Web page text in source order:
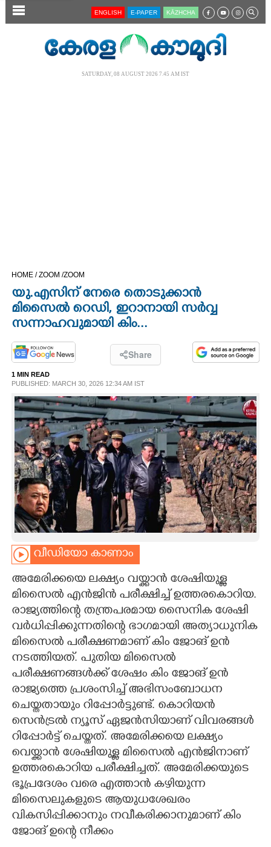
SECTIONS
OPINION
PHOTOS
LIFESTYLE
SPIRITUAL
INFO+
ART
ASTRO
CARTOONS
LITERATURE
ZOOM
CONTACT US
ENGLISH E-PAPER KĀZHCHA
SATURDAY, 08 AUGUST 2026 7.45 AM IST
HOME /ZOOM /ZOOM
യു.എസിന് നേരെ തൊടുക്കാൻ
മിസൈൽ റെഡി, ഇറാനായി സർവ്വ
സന്നാഹവുമായി കിം...
Share
1 MIN READ
PUBLISHED: MARCH 30, 2026 12:34 AM IST
വീഡിയോ കാണാം
അമേരിക്കയെ ലക്ഷ്യം വയ്ക്കാൻ ശേഷിയുള്ള
മിസൈൽ എൻജിൻ പരീക്ഷിച്ച് ഉത്തരകൊറിയ.
രാജ്യത്തിന്റെ തന്ത്രപരമായ സൈനിക ശേഷി
വർധിപ്പിക്കുന്നതിന്റെ ഭാഗമായി അത്യാധുനിക
മിസൈൽ പരീക്ഷണമാണ് കിം ജോങ് ഉൻ
നടത്തിയത്. പുതിയ മിസൈൽ
പരീക്ഷണങ്ങള്‍ക്ക് ശേഷം കിം ജോങ് ഉൻ
രാജ്യത്തെ പ്രശംസിച്ച് അഭിസംബോധന
ചെയ്തതായും റിപ്പോർട്ടുണ്ട്. കൊറിയൻ
സെൻട്രൽ ന്യൂസ് ഏജൻസിയാണ് വിവരങ്ങൾ
റിപ്പോർട്ട് ചെയ്തത്. അമേരിക്കയെ ലക്ഷ്യം
വെയ്ക്കാൻ ശേഷിയുള്ള മിസൈൽ എൻജിനാണ്
ഉത്തരകൊറിയ പരീക്ഷിച്ചത്. അമേരിക്കയുടെ
ഭൂപ്രദേശം വരെ എത്താന്‍ കഴിയുന്ന
മിസൈലുകളുടെ ആയുധശേഖരം
വികസിപ്പിക്കാനും നവീകരിക്കാനുമാണ് കിം
ജോങ് ഉന്റെ നീക്കം